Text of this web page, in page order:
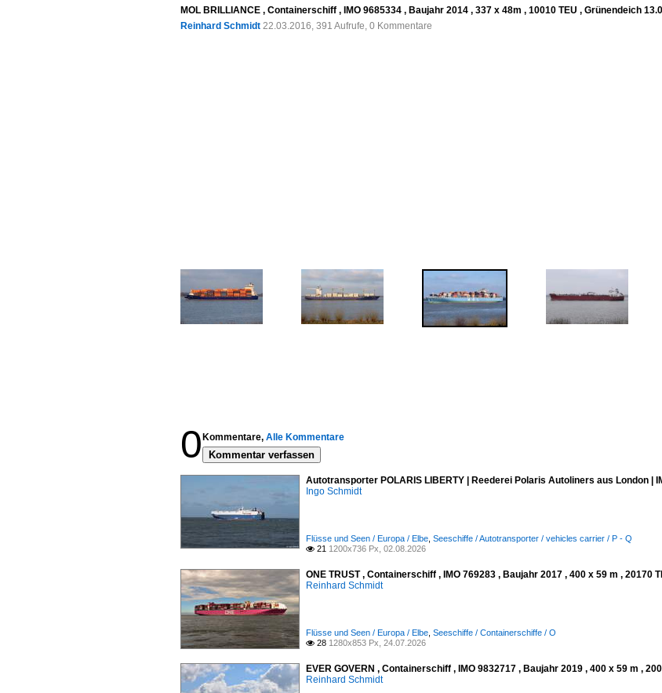
MOL BRILLIANCE , Containerschiff , IMO 9685334 , Baujahr 2014 , 337 x 48m , 10010 TEU , Grünendeich
Reinhard Schmidt 22.03.2016, 391 Aufrufe, 0 Kommentare
0 Kommentare, Alle Kommentare
Kommentar verfassen
Autotransporter POLARIS LIBERTY | Reederei Polaris Autoliners aus London |
Ingo Schmidt
Flüsse und Seen / Europa / Elbe Seeschiffe / Autotransporter / vehicles carrier / P - Q
 21 1200x736 Px, 02.08.2026
ONE TRUST , Containerschiff , IMO 769283 , Baujahr 2017 , 400 x 59 m , 20170
Reinhard Schmidt
Flüsse und Seen / Europa / Elbe Seeschiffe / Containerschiffe / O
 28 1280x853 Px, 24.07.2026
EVER GOVERN , Containerschiff , IMO 9832717 , Baujahr 2019 , 400 x 59 m ,
Reinhard Schmidt